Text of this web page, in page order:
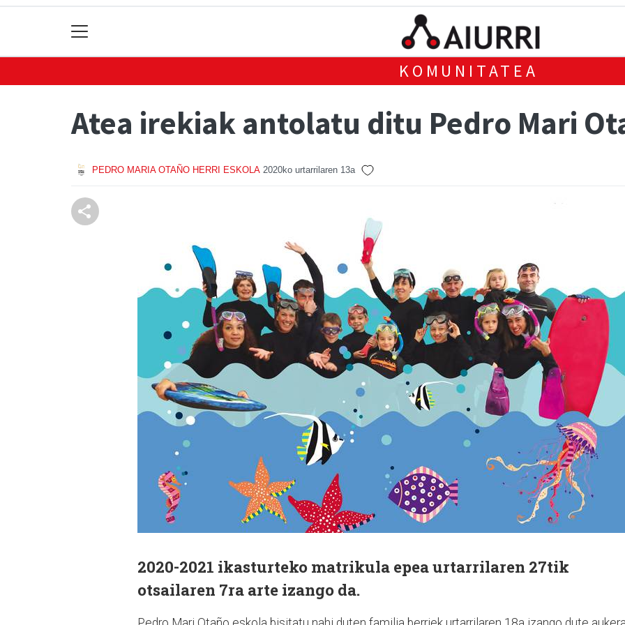
KOMUNITATEA
Atea irekiak antolatu ditu Pedro Mari
PEDRO MARIA OTAÑO HERRI ESKOLA 2020ko urtarrilaren 13a
2020-2021 ikasturteko matrikula epea urtarrilaren 27tik
otsailaren 7ra arte izango da.